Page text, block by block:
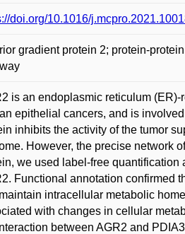
doi.org/10.1016/
gradient protein 2; protein-
is an endoplasmic reticulum
epithelial cancers, and is
inhibits the activity of the tumor
However, the precise network
we used label-free
Functional annotation confirmed
intracellular metabolic
with changes in cellular
between AGR2 and